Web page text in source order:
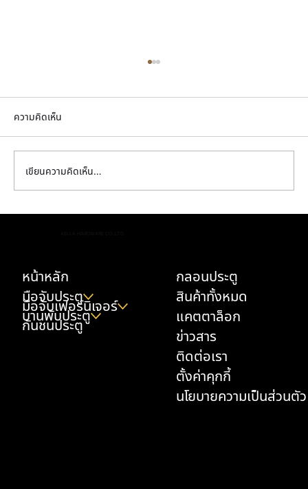
ความคิดเห็น
เขียนความคิดเห็น…
หน้าหลัก
มือจับประตู
มือจับเฟอร์นิเจอร์
บานพับประตู
กันชนประตู
กลอนประตู
สินค้าทั้งหมด
แคตตาล็อก
ข่าวสาร
ติดต่อเรา
ตั้งค่าคุกกี้
นโยบายความเป็นส่วนตัว